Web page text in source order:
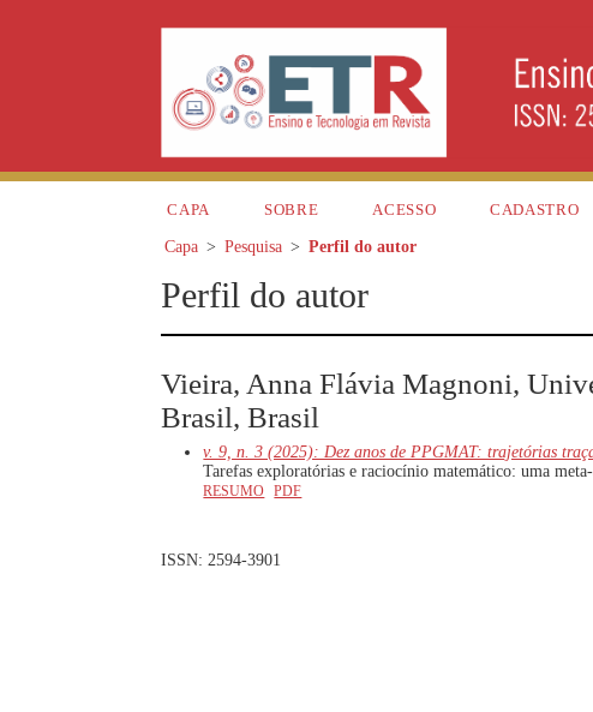
CAPA SOBRE ACESSO CADASTRO
Capa > Pesquisa > Perfil do autor
Perfil do autor
Vieira, Anna Flávia Magnoni,
Brasil, Brasil
v. 9, n. 3 (2025): Dez anos de PPGMAT: trajetórias
Tarefas exploratórias e raciocínio matemático: uma
RESUMO PDF
ISSN: 2594-3901